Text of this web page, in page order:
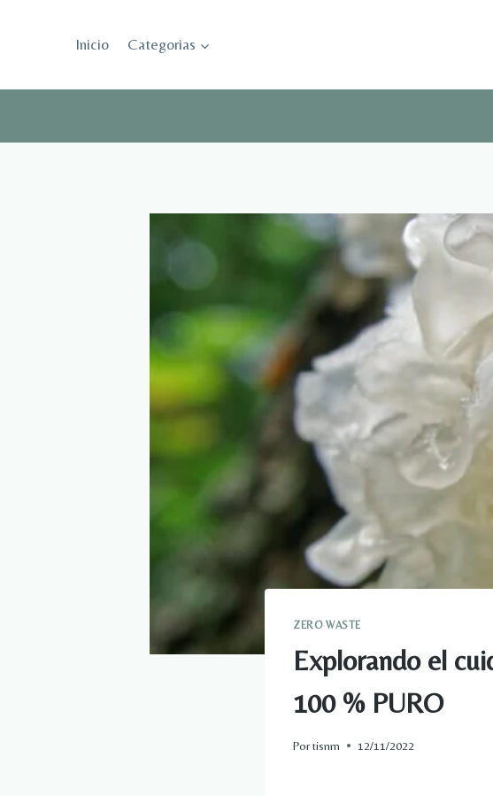
Inicio Categorias
ZERO WASTE
Explorando el
100 % PURO
Portisnm 12/11/2022